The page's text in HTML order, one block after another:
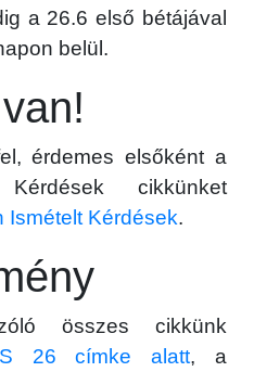
a 26.6 első bétájával
belül.
érdemes elsőként a
cikkünket
Ismételt Kérdések.
összes cikkünk
26 címke alatt, a